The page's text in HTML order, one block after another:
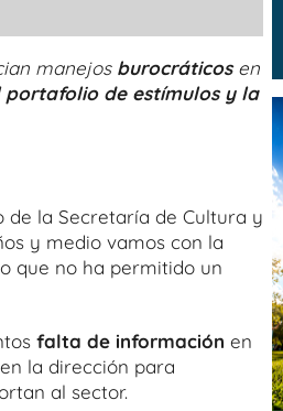
manejos burocráticosen
portafolio de estímulos y la
la Secretaría de Cultura y
y medio vamos con la
que no ha permitido un
falta de información en
la dirección para
al sector.